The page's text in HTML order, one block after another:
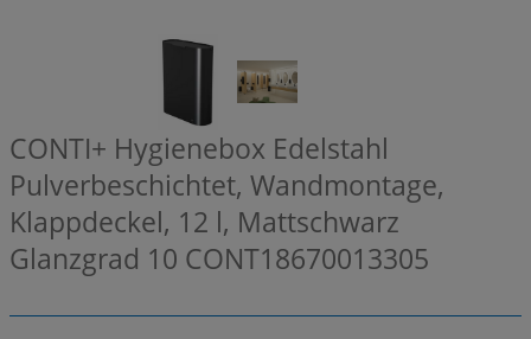
CONTI+ Hygienebox Edelstahl
Pulverbeschichtet, Wandmontage,
Klappdeckel, 12 l, Mattschwarz
Glanzgrad 10 CONT18670013305